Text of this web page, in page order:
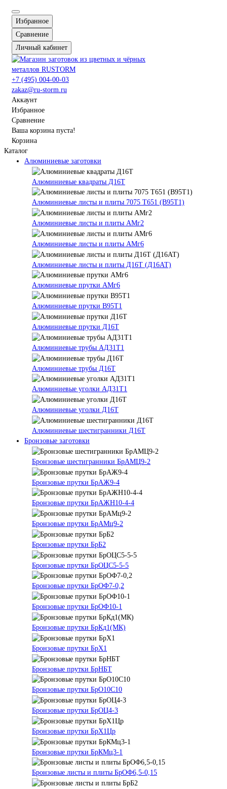
Избранное
Сравнение
Личный кабинет
+7 (495) 004-00-03
zakaz@ru-storm.ru
Аккаунт
Избранное
Сравнение
Ваша корзина пуста!
Корзина
Каталог
Алюминиевые заготовки
Алюминиевые квадраты Д16Т
Алюминиевые листы и плиты 7075 Т651 (В95Т1)
Алюминиевые листы и плиты АМг2
Алюминиевые листы и плиты АМг6
Алюминиевые листы и плиты Д16Т (Д16АТ)
Алюминиевые прутки АМг6
Алюминиевые прутки В95Т1
Алюминиевые прутки Д16Т
Алюминиевые трубы АД31Т1
Алюминиевые трубы Д16Т
Алюминиевые уголки АД31Т1
Алюминиевые уголки Д16Т
Алюминиевые шестигранники Д16Т
Бронзовые заготовки
Бронзовые шестигранники БрАМЦ9-2
Бронзовые прутки БрАЖ9-4
Бронзовые прутки БрАЖН10-4-4
Бронзовые прутки БрАМц9-2
Бронзовые прутки БрБ2
Бронзовые прутки БрОЦС5-5-5
Бронзовые прутки БрОФ7-0,2
Бронзовые прутки БрОФ10-1
Бронзовые прутки БрКд1(МК)
Бронзовые прутки БрХ1
Бронзовые прутки БрНБТ
Бронзовые прутки БрО10С10
Бронзовые прутки БрОЦ4-3
Бронзовые прутки БрХ1Цр
Бронзовые прутки БрКМц3-1
Бронзовые листы и плиты БрОФ6,5-0,15